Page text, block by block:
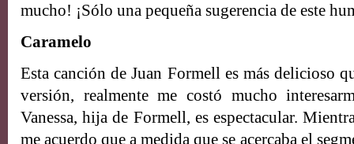
mucho! ¡Sólo una pequeña sugerencia de este
Caramelo
Esta canción de Juan Formell es más delicioso
versión, realmente me costó mucho
Vanessa, hija de Formell, es espectacular.
me acuerdo que a medida que se acercaba el